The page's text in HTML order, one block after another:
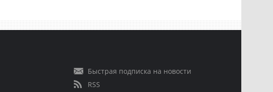
Быстрая подписка на новости
RSS